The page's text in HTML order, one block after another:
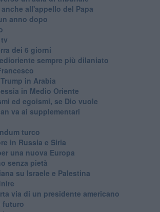
all'appello del Papa
anno dopo
dei 6 giorni
sempre più dilaniato
in Arabia
in Medio Oriente
ed egoismi, se Dio vuole
va ai supplementari
turco
in Russia e Siria
una nuova Europa
senza pietà
su Israele e Palestina
via di un presidente americano
futuro